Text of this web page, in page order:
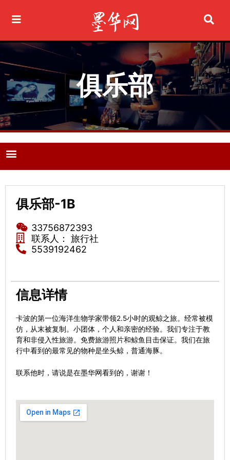
俱乐部
M
e
n
u
俱乐部-1B
33756872393
联系人： 旅行社
5539192462
信息详情
卡波的第一位海洋生物学家带领2.5小时的观鲸之旅。经常被模
仿，从末被复制。小团体，个人和亲密的经验。我们专注于教
育和非侵入性旅游。免费旅游照片和鲸鱼目击保证。我们在旅
行中看到的最常见的物种是坐头鲸，普通海豚。
联系他时，请说是在墨华网看到的，谢谢！